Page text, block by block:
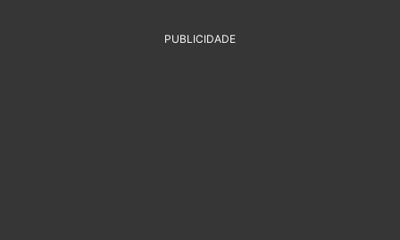
PUBLICIDADE